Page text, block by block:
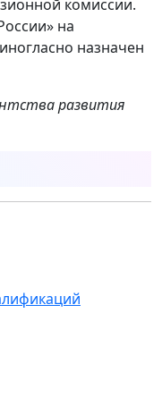
комиссии.
на
назначен
развития